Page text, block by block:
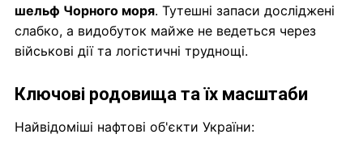
шельф Чорного моря. Тутешні запаси досліджені
слабко, а видобуток майже не ведеться через
військові дії та логістичні труднощі.
Ключові родовища та їх масштаби
Найвідоміші нафтові об'єкти України: